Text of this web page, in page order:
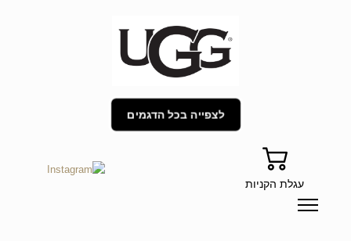
לצפייה בכל הדגמים
עגלת הקניות